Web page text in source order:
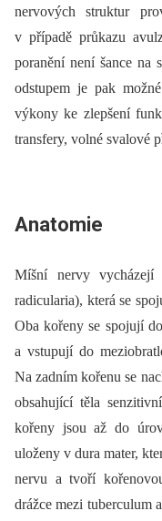
nervových struktur
v případě průkazu
poranění není šance na
odstupem je pak
výkony ke zlepšení
transfery, volné svalové
Anatomie
Míšní nervy
radicularia), která se
Oba kořeny se spojují
a vstupují do
Na zadním kořenu se
obsahující těla
kořeny jsou až do
uloženy v dura mater,
nervu a tvoří
drážce mezi tuberculum